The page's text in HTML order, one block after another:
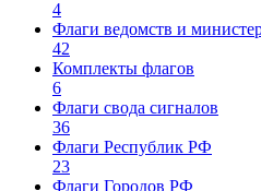
4
Флаги ведомств и
42
Комплекты флагов
6
Флаги свода сигналов
36
Флаги Республик РФ
23
Флаги Городов РФ